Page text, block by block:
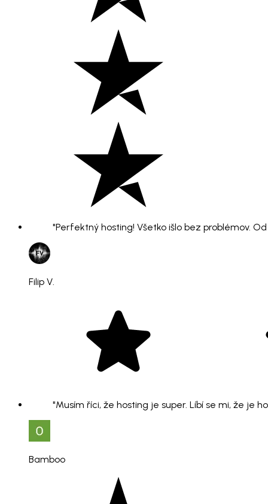
"Perfektný hosting! Všetko išlo bez problémov.
Filip V.
"Musím říci, že hosting je super. Líbí se mi, že je
Bamboo